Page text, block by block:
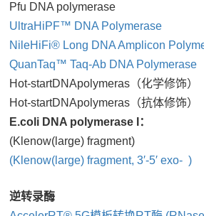
Pfu DNA polymerase
UltraHiPF™ DNA Polymerase
NileHiFi® Long DNA Amplicon
QuanTaq™ Taq-Ab DNA Polymerase
Hot-startDNApolymeras（化学修饰）
Hot-startDNApolymeras（抗体修饰）
E.coli DNA polymerase I：
(Klenow(large) fragment)
(Klenow(large) fragment, 3′-5′ exo- )
逆转录酶